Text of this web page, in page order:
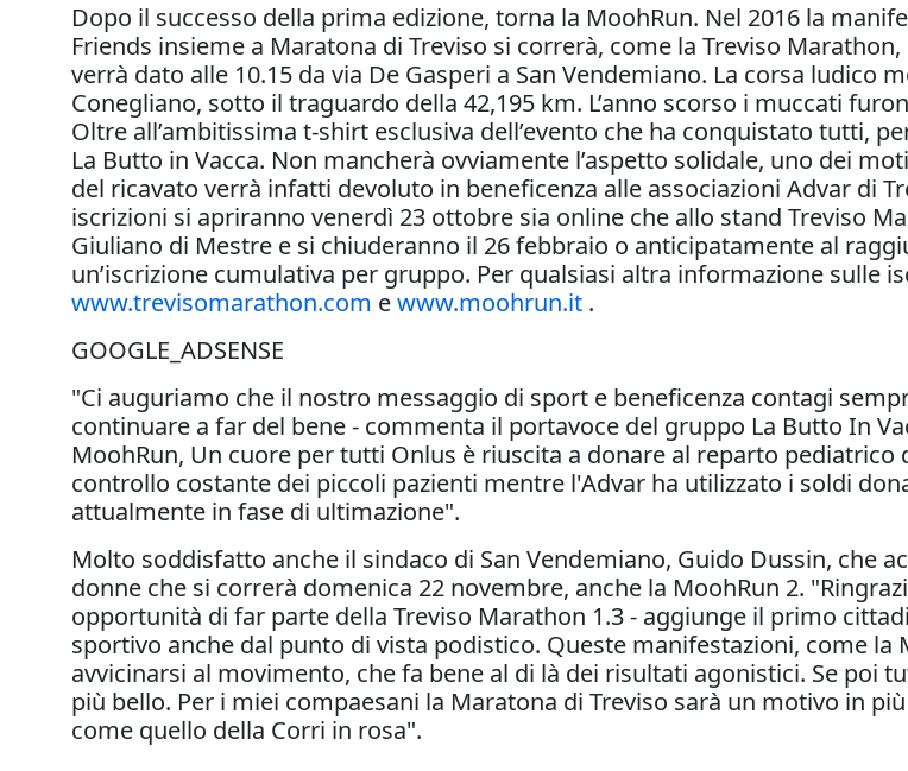
Dopo il successo della prima edizione, torna la MoohRun. Nel 2016 la
Friends insieme a Maratona di Treviso si correrà, come la Treviso
verrà dato alle 10.15 da via De Gasperi a San Vendemiano. La corsa
Conegliano, sotto il traguardo della 42,195 km. L’anno scorso i muccati
Oltre all’ambitissima t-shirt esclusiva dell’evento che ha conquistato tutti,
La Butto in Vacca. Non mancherà ovviamente l’aspetto solidale, uno dei
del ricavato verrà infatti devoluto in beneficenza alle associazioni Advar di
iscrizioni si apriranno venerdì 23 ottobre sia online che allo stand Treviso
Giuliano di Mestre e si chiuderanno il 26 febbraio o anticipatamente al
un’iscrizione cumulativa per gruppo. Per qualsiasi altra informazione sulle
www.trevisomarathon.com ewww.moohrun.it .
GOOGLE_ADSENSE
"Ci auguriamo che il nostro messaggio di sport e beneficenza contagi
continuare a far del bene - commenta il portavoce del gruppo La Butto In
MoohRun, Un cuore per tutti Onlus è riuscita a donare al reparto
controllo costante dei piccoli pazienti mentre l'Advar ha utilizzato i soldi
attualmente in fase di ultimazione".
Molto soddisfatto anche il sindaco di San Vendemiano, Guido Dussin, che
donne che si correrà domenica 22 novembre, anche la MoohRun 2.
opportunità di far parte della Treviso Marathon 1.3 - aggiunge il primo
sportivo anche dal punto di vista podistico. Queste manifestazioni, come
avvicinarsi al movimento, che fa bene al di là dei risultati agonistici. Se poi
più bello. Per i miei compaesani la Maratona di Treviso sarà un motivo in
come quello della Corri in rosa".